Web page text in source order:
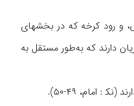
و رود کرخه که در بخشهای
جریان دارند که به‌طور مستقل به
امام، ۴۹-۵۰).